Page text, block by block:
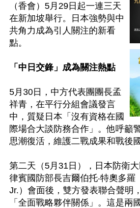
（香會）5月29日起一連三天
在新加坡舉行。日本強勢與中
共角力成為引人關注的新看
點。
「中日交鋒」成為關注熱點
5月30日，中方代表團團長孟
祥青，在平行分組會議發言
中，質疑日本「沒有資格在國
際場合大談防務合作」。他呼籲
思潮復活，維護二戰成果和戰後
第二天（5月31日），日本防衛
律賓國防部長吉爾伯托‧特奧多羅
Jr.）會面後，雙方發表聯合聲明
「全面戰略夥伴關係」。這是兩